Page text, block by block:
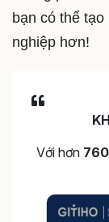
bạn có thể tạo
nghiệp hơn!
Với hơn